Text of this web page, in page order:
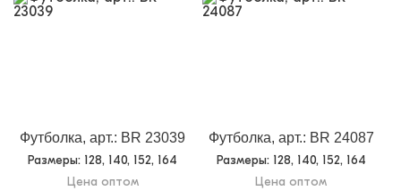
Футболка, арт.: BR 23039
Размеры: 128, 140, 152, 164
Цена оптом
Футболка, арт.: BR 24087
Размеры: 128, 140, 152, 164
Цена оптом